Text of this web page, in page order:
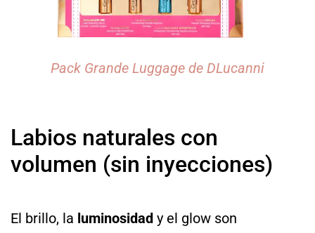
Pack Grande Luggage de DLucanni
Labios naturales con
volumen (sin inyecciones)
El brillo, la luminosidad y el glow son